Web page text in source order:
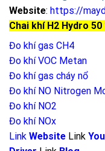
Website: https://
Chai khí H2 Hydro 50
Đo khí gas CH4
Đo khí VOC Metan
Đo khí gas cháy nổ
Đo khí NO Nitrogen
Đo khí NO2
Đo khí NOx
Link Website Link